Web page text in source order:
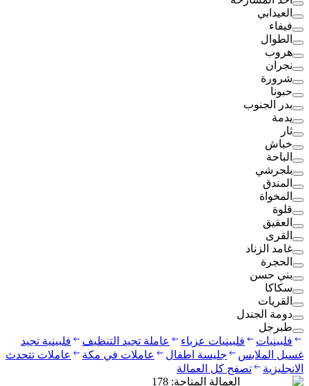
العيدابي
فيفاء
الطوال
هروب
نجران
شرورة
حبونا
بدر الجنوب
يدمة
ثار
خباش
الباحة
بلجرشي
المندق
المخواة
قلوة
العقيق
القرى
غامد الزناد
الحجرة
بني حسن
سكاكا
القريات
دومة الجندل
طبرجل
فلبينيات
فلبينيات عزباء عاملة تجيد التنظيف
فلبينية تجيد
غسيل الملابس
جليسة اطفال عاملات في مكة
عاملات تتحدث
الانجليزية
تصفح كل العمالة
العمالة المتاحة:
178